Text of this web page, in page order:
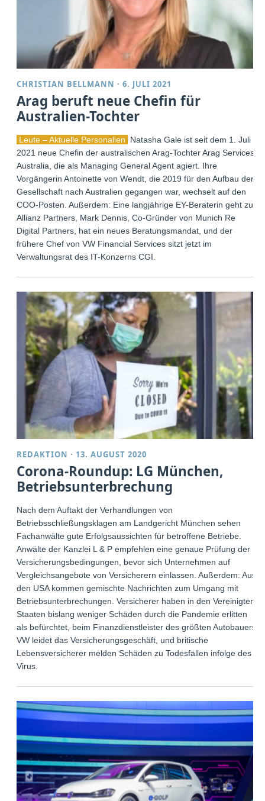
CHRISTIAN BELLMANN ·6. JULI 2021
Arag beruft neue Chefin für
Australien-Tochter
Leute – Aktuelle Personalien
Natasha Gale ist seit dem 1. Juli
2021 neue Chefin der australischen Arag-Tochter Arag Services
Australia, die als Managing General Agent agiert. Ihre
Vorgängerin Antoinette von Wendt, die 2019 für den Aufbau der
Gesellschaft nach Australien gegangen war, wechselt auf den
COO-Posten. Außerdem: Eine langjährige EY-Beraterin geht zu
Allianz Partners, Mark Dennis, Co-Gründer von Munich Re
Digital Partners, hat ein neues Beratungsmandat, und der
frühere Chef von VW Financial Services sitzt jetzt im
Verwaltungsrat des IT-Konzerns CGI.
REDAKTION · 13. AUGUST 2020
Corona-Roundup: LG München,
Betriebsunterbrechung
Nach dem Auftakt der Verhandlungen von
Betriebsschließungsklagen am Landgericht München sehen
Fachanwälte gute Erfolgsaussichten für betroffene Betriebe.
Anwälte der Kanzlei L & P empfehlen eine genaue Prüfung der
Versicherungsbedingungen, bevor sich Unternehmen auf
Vergleichsangebote von Versicherern einlassen. Außerdem: Aus
den USA kommen gemischte Nachrichten zum Umgang mit
Betriebsunterbrechungen. Versicherer haben in den Vereinigten
Staaten bislang weniger Schäden durch die Pandemie erlitten
als befürchtet, beim Finanzdienstleister des größten Autobauers
VW leidet das Versicherungsgeschäft, und britische
Lebensversicherer melden Schäden zu Todesfällen infolge des
Virus.